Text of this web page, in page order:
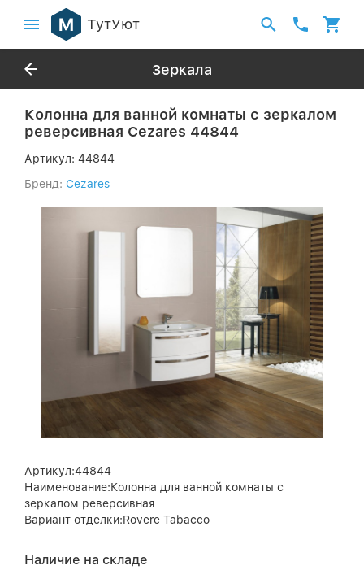
ТутУют
Зеркала
Колонна для ванной комнаты с зеркалом
реверсивная Cezares 44844
Артикул: 44844
Бренд: Cezares
Артикул:44844
Наименование:Колонна для ванной комнаты с
зеркалом реверсивная
Вариант отделки:Rovere Tabacco
Наличие на складе